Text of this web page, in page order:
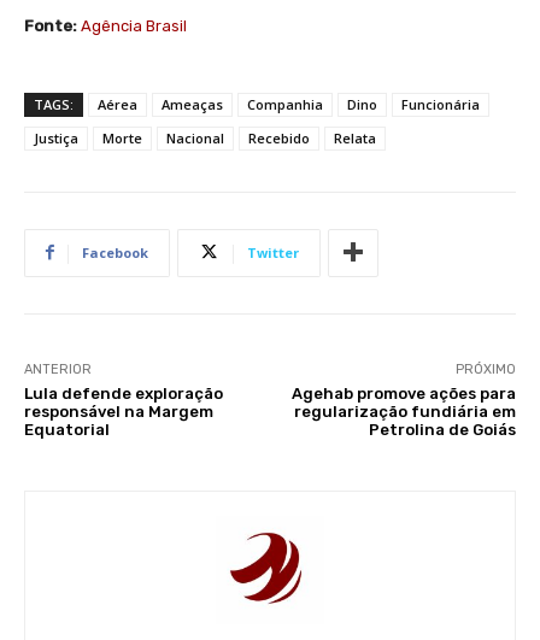
Fonte: Agência Brasil
TAGS: Aérea Ameaças Companhia Dino
Funcionária
Justiça
Morte Nacional Recebido Relata
Facebook Twitter
ANTERIOR
Lula defende exploração
responsável na Margem
Equatorial
PRÓXIMO
Agehab promove ações para
regularização fundiária em
Petrolina de Goiás